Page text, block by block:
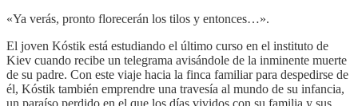
«Ya verás, pronto florecerán los tilos y entonces…».
El joven Kóstik está estudiando el último curso en el instituto de
Kiev cuando recibe un telegrama avisándole de la inminente muerte
de su padre. Con este viaje hacia la finca familiar para despedirse de
él, Kóstik también emprendre una travesía al mundo de su infancia,